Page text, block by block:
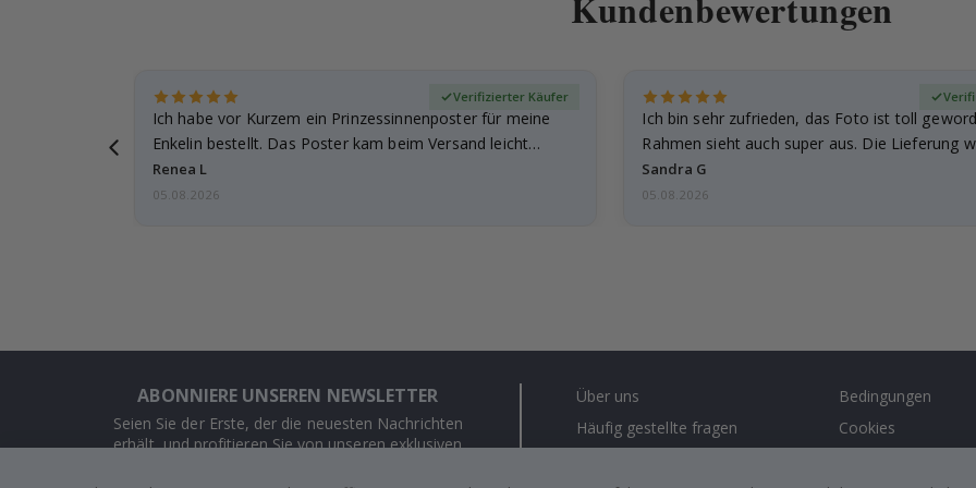
Ich habe vor Kurzem ein Prinzessinnenposter für meine
Enkelin bestellt. Das Poster kam beim Versand leicht
beschädigt…
Renea L
Verifizierter Käufer
05.08.2026
Ich bin sehr zufrieden, das Foto ist toll
Rahmen sieht auch super aus. Die Lieferung
außerdem…
Sandra G
05.08.2026
ABONNIERE UNSEREN NEWSLETTER
Seien Sie der Erste, der die neuesten Nachrichten
erhält, und profitieren Sie von unseren exklusiven
Über uns
Häufig gestellte fragen
Bedingungen
Cookies